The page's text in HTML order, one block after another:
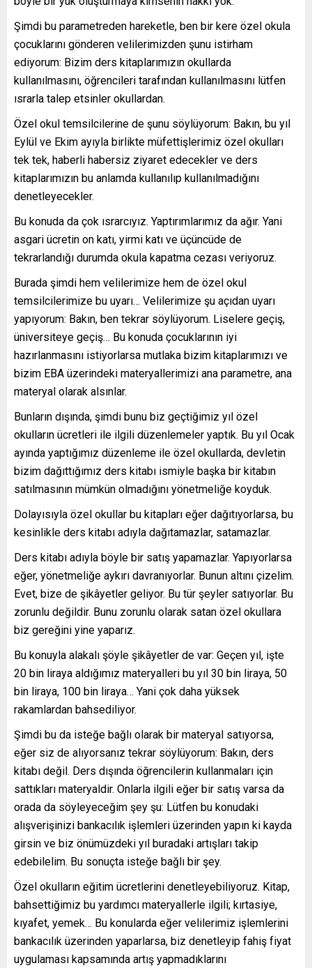
Şimdi bu parametreden hareketle, ben bir kere özel okula
çocuklarını gönderen velilerimizden şunu istirham
ediyorum: Bizim ders kitaplarımızın okullarda
kullanılmasını, öğrencileri tarafından kullanılmasını lütfen
ısrarla talep etsinler okullardan.
Özel okul temsilcilerine de şunu söylüyorum: Bakın, bu yıl
Eylül ve Ekim ayıyla birlikte müfettişlerimiz özel okulları
tek tek, haberli habersiz ziyaret edecekler ve ders
kitaplarımızın bu anlamda kullanılıp kullanılmadığını
denetleyecekler.
Bu konuda da çok ısrarcıyız. Yaptırımlarımız da ağır. Yani
asgari ücretin on katı, yirmi katı ve üçüncüde de
tekrarlandığı durumda okula kapatma cezası veriyoruz.
Burada şimdi hem velilerimize hem de özel okul
temsilcilerimize bu uyarı… Velilerimize şu açıdan uyarı
yapıyorum: Bakın, ben tekrar söylüyorum. Liselere geçiş,
üniversiteye geçiş… Bu konuda çocuklarının iyi
hazırlanmasını istiyorlarsa mutlaka bizim kitaplarımızı ve
bizim EBA üzerindeki materyallerimizi ana parametre, ana
materyal olarak alsınlar.
Bunların dışında, şimdi bunu biz geçtiğimiz yıl özel
okulların ücretleri ile ilgili düzenlemeler yaptık. Bu yıl Ocak
ayında yaptığımız düzenleme ile özel okullarda, devletin
bizim dağıttığımız ders kitabı ismiyle başka bir kitabın
satılmasının mümkün olmadığını yönetmeliğe koyduk.
Dolayısıyla özel okullar bu kitapları eğer dağıtıyorlarsa, bu
kesinlikle ders kitabı adıyla dağıtamazlar, satamazlar.
Ders kitabı adıyla böyle bir satış yapamazlar. Yapıyorlarsa
eğer, yönetmeliğe aykırı davranıyorlar. Bunun altını çizelim.
Evet, bize de şikâyetler geliyor. Bu tür şeyler satıyorlar. Bu
zorunlu değildir. Bunu zorunlu olarak satan özel okullara
biz gereğini yine yaparız.
Bu konuyla alakalı şöyle şikâyetler de var: Geçen yıl, işte
20 bin liraya aldığımız materyalleri bu yıl 30 bin liraya, 50
bin liraya, 100 bin liraya… Yani çok daha yüksek
rakamlardan bahsediliyor.
Şimdi bu da isteğe bağlı olarak bir materyal satıyorsa,
eğer siz de alıyorsanız tekrar söylüyorum: Bakın, ders
kitabı değil. Ders dışında öğrencilerin kullanmaları için
sattıkları materyaldir. Onlarla ilgili eğer bir satış varsa da
orada da söyleyeceğim şey şu: Lütfen bu konudaki
alışverişinizi bankacılık işlemleri üzerinden yapın ki kayda
girsin ve biz önümüzdeki yıl buradaki artışları takip
edebilelim. Bu sonuçta isteğe bağlı bir şey.
Özel okulların eğitim ücretlerini denetleyebiliyoruz. Kitap,
bahsettiğimiz bu yardımcı materyallerle ilgili; kırtasiye,
kıyafet, yemek… Bu konularda eğer velilerimiz işlemlerini
bankacılık üzerinden yaparlarsa, biz denetleyip fahiş fiyat
uygulaması kapsamında artış yapmadıklarını